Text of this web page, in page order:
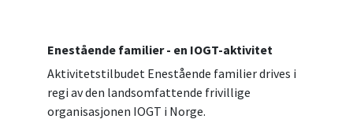
Enestående familier - en IOGT-aktivitet
Aktivitetstilbudet Enestående familier drives i
regi av den landsomfattende frivillige
organisasjonen IOGT i Norge.